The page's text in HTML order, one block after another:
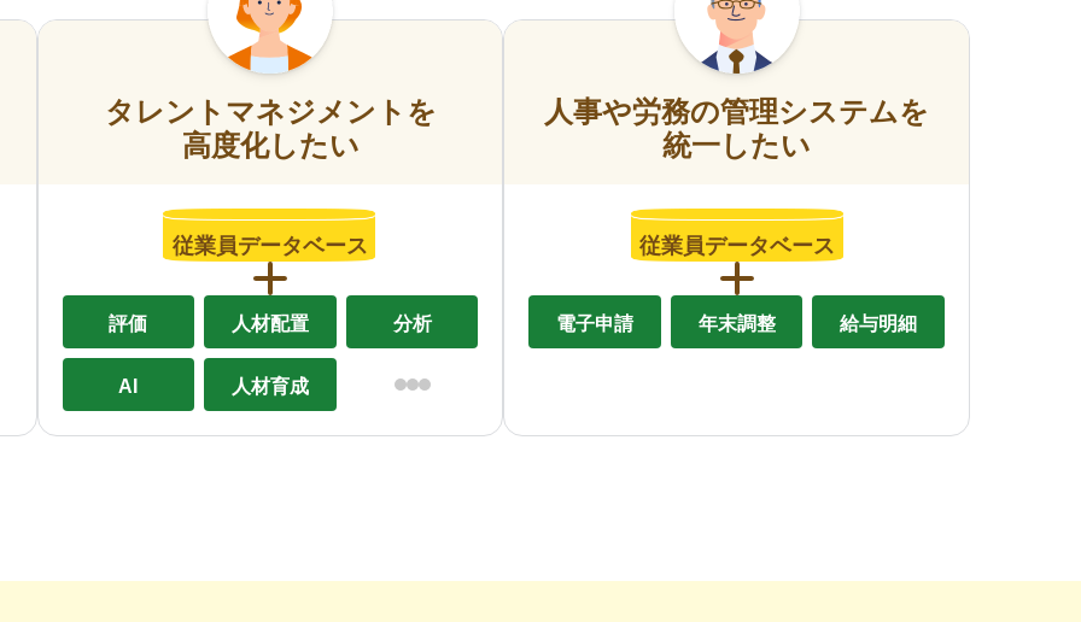
タレントマネジメントを
高度化したい
従業員データベース
評価 人材配置 分析
AI 人材育成
人事や労務の管理システムを
統一したい
従業員データベース
電子申請 年末調整 給与明細